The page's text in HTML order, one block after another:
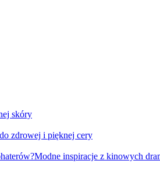
skóry
zdrowej i pięknej cery
Modne inspiracje z kinowych